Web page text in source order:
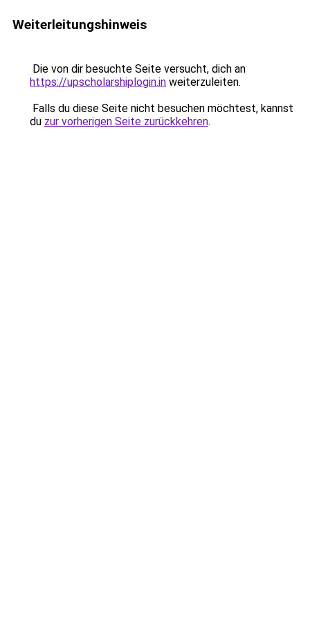
Weiterleitungshinweis
Die von dir besuchte Seite versucht, dich an
https://upscholarshiplogin.in weiterzuleiten.
Falls du diese Seite nicht besuchen möchtest, kannst
du zur vorherigen Seite zurückkehren.